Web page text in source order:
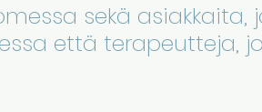
sekä asiakkaita,
että terapeutteja,